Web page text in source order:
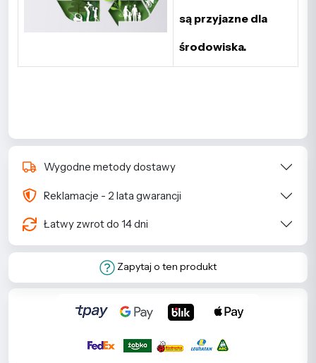
są przyjazne dla
środowiska.
Wygodne metody dostawy
Reklamacje - 2 lata gwarancji
Łatwy zwrot do 14 dni
Zapytaj o ten produkt